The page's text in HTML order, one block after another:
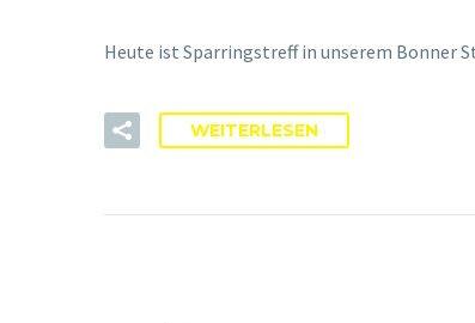
Heute ist Sparringstreff in unserem Bonner
WEITERLESEN